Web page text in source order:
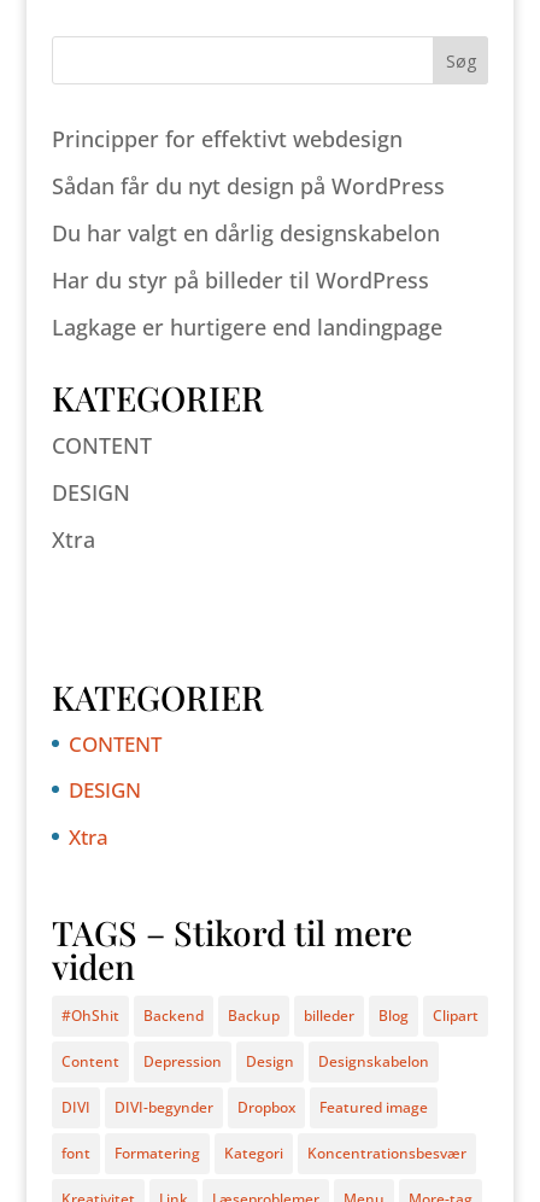
Principper for effektivt webdesign
Sådan får du nyt design på WordPress
Du har valgt en dårlig designskabelon
Har du styr på billeder til WordPress
Lagkage er hurtigere end landingpage
KATEGORIER
CONTENT
DESIGN
Xtra
KATEGORIER
CONTENT
DESIGN
Xtra
TAGS – Stikord til mere
viden
#OhShit Backend Backup billeder Blog Clipart
Content Depression Design Designskabelon
DIVI DIVI-begynder Dropbox Featured image
font Formatering Kategori Koncentrationsbesvær